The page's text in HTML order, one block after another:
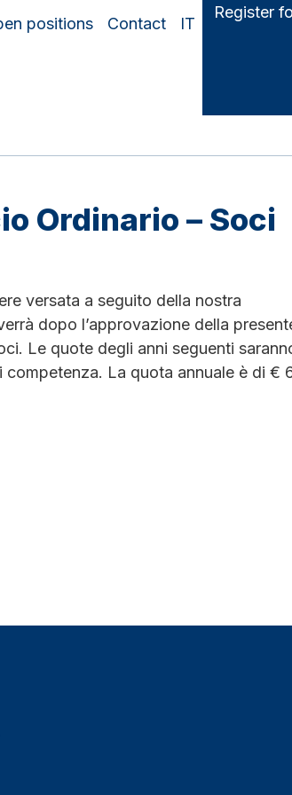
positions Contact IT
Register
Ordinario – Soci
versata a seguito della nostra
dopo l’approvazione della
Le quote degli anni seguenti
La quota annuale è di €